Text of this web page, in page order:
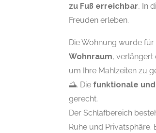
zu Fuß erreichbar, In
Freuden erleben.
Die Wohnung wurde
Wohnraum, verlängert
um Ihre Mahlzeiten zu
🌅. Die funktionale
gerecht.
Der Schlafbereich
Ruhe und Privatsphäre.